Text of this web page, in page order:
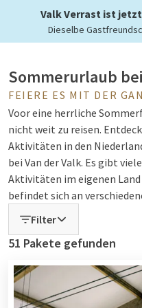
Valk Verrast ist
Dieselbe
bei Van der
Sommerurlaub
FEIERE ES MIT DER
Voor eine herrliche
nicht weit zu reisen.
Aktivitäten in den
bei Van der Valk. Es gibt
Aktivitäten im eigenen Land
befindet sich an
Niederlanden. Es gibt
Naturschutzgebieten gibt
Niederlanden mit unseren
Filter
51 Pakete gefunden